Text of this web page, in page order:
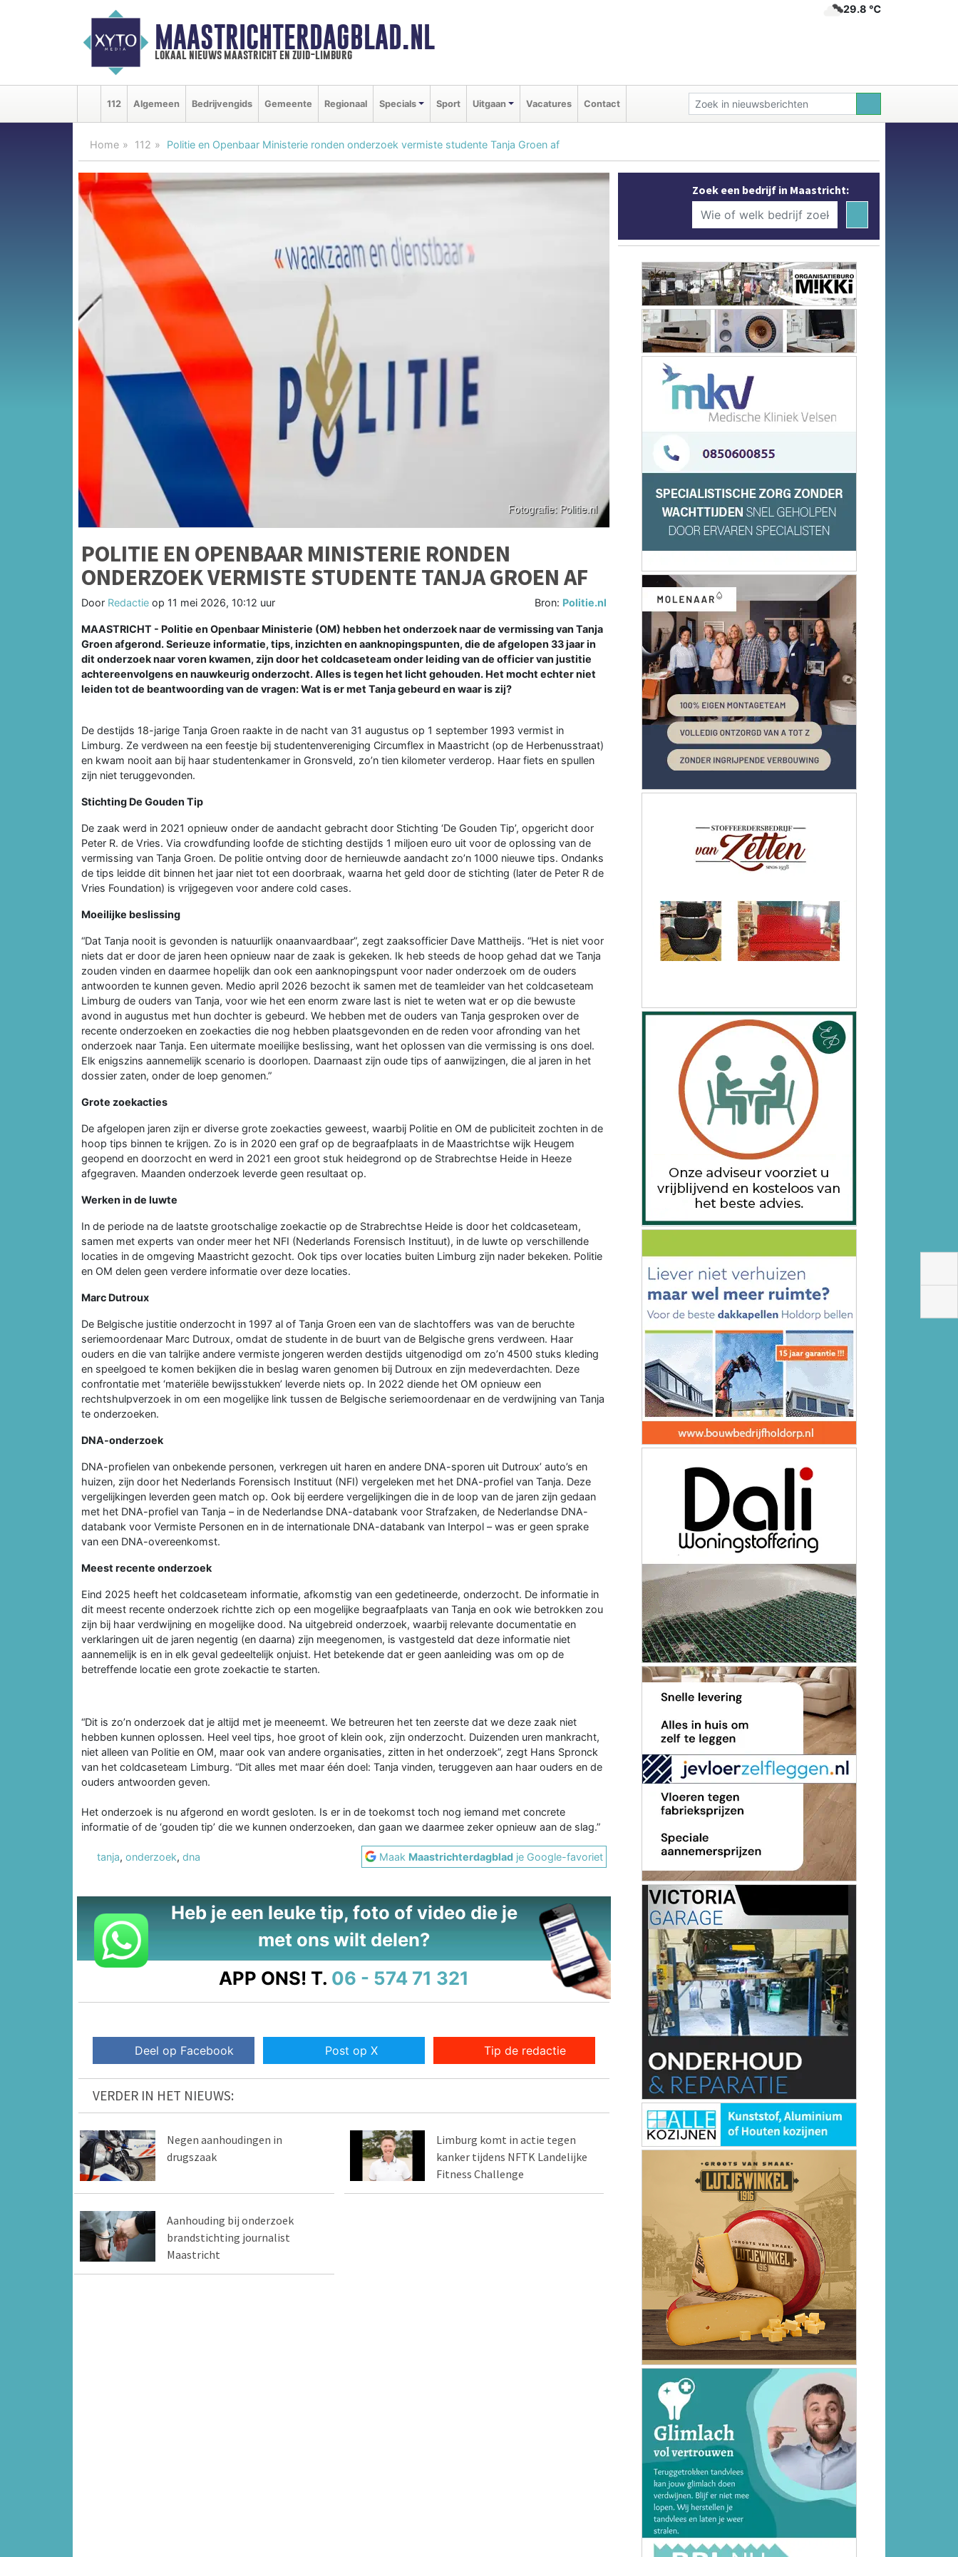
MAASTRICHTERDAGBLAD.NL
lokaal nieuws maastricht en zuid-limburg
29.8 ℃
112 Algemeen Bedrijvengids Gemeente Regionaal Specials Sport Uitgaan Vacatures Contact
Home 112 Politie en Openbaar Ministerie ronden onderzoek vermiste studente Tanja Groen af
POLITIE EN OPENBAAR MINISTERIE RONDEN
ONDERZOEK VERMISTE STUDENTE TANJA GROEN AF
Door Redactie op 11 mei 2026, 10:12 uur Bron: Politie.nl
MAASTRICHT - Politie en Openbaar Ministerie (OM) hebben het onderzoek naar de vermissing van Tanja
Groen afgerond. Serieuze informatie, tips, inzichten en aanknopingspunten, die de afgelopen 33 jaar in
dit onderzoek naar voren kwamen, zijn door het coldcaseteam onder leiding van de officier van justitie
achtereenvolgens en nauwkeurig onderzocht. Alles is tegen het licht gehouden. Het mocht echter niet
leiden tot de beantwoording van de vragen: Wat is er met Tanja gebeurd en waar is zij?
De destijds 18-jarige Tanja Groen raakte in de nacht van 31 augustus op 1 september 1993 vermist in
Limburg. Ze verdween na een feestje bij studentenvereniging Circumflex in Maastricht (op de Herbenusstraat)
en kwam nooit aan bij haar studentenkamer in Gronsveld, zo’n tien kilometer verderop. Haar fiets en spullen
zijn niet teruggevonden.
Stichting De Gouden Tip
De zaak werd in 2021 opnieuw onder de aandacht gebracht door Stichting ‘De Gouden Tip’, opgericht door
Peter R. de Vries. Via crowdfunding loofde de stichting destijds 1 miljoen euro uit voor de oplossing van de
vermissing van Tanja Groen. De politie ontving door de hernieuwde aandacht zo’n 1000 nieuwe tips. Ondanks
de tips leidde dit binnen het jaar niet tot een doorbraak, waarna het geld door de stichting (later de Peter R de
Vries Foundation) is vrijgegeven voor andere cold cases.
Moeilijke beslissing
“Dat Tanja nooit is gevonden is natuurlijk onaanvaardbaar”, zegt zaaksofficier Dave Mattheijs. “Het is niet voor
niets dat er door de jaren heen opnieuw naar de zaak is gekeken. Ik heb steeds de hoop gehad dat we Tanja
zouden vinden en daarmee hopelijk dan ook een aanknopingspunt voor nader onderzoek om de ouders
antwoorden te kunnen geven. Medio april 2026 bezocht ik samen met de teamleider van het coldcaseteam
Limburg de ouders van Tanja, voor wie het een enorm zware last is niet te weten wat er op die bewuste
avond in augustus met hun dochter is gebeurd. We hebben met de ouders van Tanja gesproken over de
recente onderzoeken en zoekacties die nog hebben plaatsgevonden en de reden voor afronding van het
onderzoek naar Tanja. Een uitermate moeilijke beslissing, want het oplossen van die vermissing is ons doel.
Elk enigszins aannemelijk scenario is doorlopen. Daarnaast zijn oude tips of aanwijzingen, die al jaren in het
dossier zaten, onder de loep genomen.”
Grote zoekacties
De afgelopen jaren zijn er diverse grote zoekacties geweest, waarbij Politie en OM de publiciteit zochten in de
hoop tips binnen te krijgen. Zo is in 2020 een graf op de begraafplaats in de Maastrichtse wijk Heugem
geopend en doorzocht en werd in 2021 een groot stuk heidegrond op de Strabrechtse Heide in Heeze
afgegraven. Maanden onderzoek leverde geen resultaat op.
Werken in de luwte
In de periode na de laatste grootschalige zoekactie op de Strabrechtse Heide is door het coldcaseteam,
samen met experts van onder meer het NFI (Nederlands Forensisch Instituut), in de luwte op verschillende
locaties in de omgeving Maastricht gezocht. Ook tips over locaties buiten Limburg zijn nader bekeken. Politie
en OM delen geen verdere informatie over deze locaties.
Marc Dutroux
De Belgische justitie onderzocht in 1997 al of Tanja Groen een van de slachtoffers was van de beruchte
seriemoordenaar Marc Dutroux, omdat de studente in de buurt van de Belgische grens verdween. Haar
ouders en die van talrijke andere vermiste jongeren werden destijds uitgenodigd om zo’n 4500 stuks kleding
en speelgoed te komen bekijken die in beslag waren genomen bij Dutroux en zijn medeverdachten. Deze
confrontatie met ‘materiële bewijsstukken’ leverde niets op. In 2022 diende het OM opnieuw een
rechtshulpverzoek in om een mogelijke link tussen de Belgische seriemoordenaar en de verdwijning van Tanja
te onderzoeken.
DNA-onderzoek
DNA-profielen van onbekende personen, verkregen uit haren en andere DNA-sporen uit Dutroux’ auto’s en
huizen, zijn door het Nederlands Forensisch Instituut (NFI) vergeleken met het DNA-profiel van Tanja. Deze
vergelijkingen leverden geen match op. Ook bij eerdere vergelijkingen die in de loop van de jaren zijn gedaan
met het DNA-profiel van Tanja – in de Nederlandse DNA-databank voor Strafzaken, de Nederlandse DNA-
databank voor Vermiste Personen en in de internationale DNA-databank van Interpol – was er geen sprake
van een DNA-overeenkomst.
Meest recente onderzoek
Eind 2025 heeft het coldcaseteam informatie, afkomstig van een gedetineerde, onderzocht. De informatie in
dit meest recente onderzoek richtte zich op een mogelijke begraafplaats van Tanja en ook wie betrokken zou
zijn bij haar verdwijning en mogelijke dood. Na uitgebreid onderzoek, waarbij relevante documentatie en
verklaringen uit de jaren negentig (en daarna) zijn meegenomen, is vastgesteld dat deze informatie niet
aannemelijk is en in elk geval gedeeltelijk onjuist. Het betekende dat er geen aanleiding was om op de
betreffende locatie een grote zoekactie te starten.
“Dit is zo’n onderzoek dat je altijd met je meeneemt. We betreuren het ten zeerste dat we deze zaak niet
hebben kunnen oplossen. Heel veel tips, hoe groot of klein ook, zijn onderzocht. Duizenden uren mankracht,
niet alleen van Politie en OM, maar ook van andere organisaties, zitten in het onderzoek”, zegt Hans Spronck
van het coldcaseteam Limburg. “Dit alles met maar één doel: Tanja vinden, teruggeven aan haar ouders en de
ouders antwoorden geven.
Het onderzoek is nu afgerond en wordt gesloten. Is er in de toekomst toch nog iemand met concrete
informatie of de ‘gouden tip’ die we kunnen onderzoeken, dan gaan we daarmee zeker opnieuw aan de slag.”
tanja, onderzoek, dna Maak Maastrichterdagblad je Google-favoriet
Heb je een leuke tip, foto of video die je
met ons wilt delen?
APP ONS! T. 06 - 574 71 321
Deel op Facebook Post op X Tip de redactie
VERDER IN HET NIEUWS:
Negen aanhoudingen in
drugszaak
Limburg komt in actie tegen
kanker tijdens NFTK Landelijke
Fitness Challenge
Aanhouding bij onderzoek
brandstichting journalist
Maastricht
Zoek een bedrijf in Maastricht: